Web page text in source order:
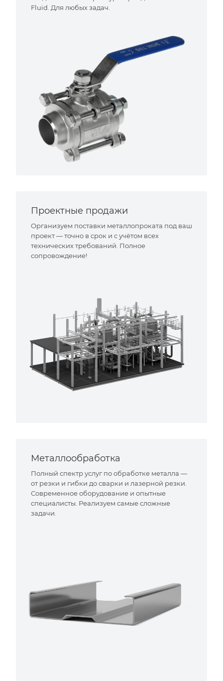
Fluid. Для любых задач.
Проектные продажи
Организуем поставки металлопроката под ваш
проект — точно в срок и с учётом всех
технических требований. Полное
сопровождение!
Металлообработка
Полный спектр услуг по обработке металла —
от резки и гибки до сварки и лазерной резки.
Современное оборудование и опытные
специалисты. Реализуем самые сложные
задачи.